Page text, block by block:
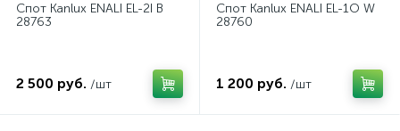
Спот Kanlux ENALI EL-2I B
28763
2 500 руб. /шт
Спот Kanlux ENALI EL-1O W
28760
1 200 руб. /шт